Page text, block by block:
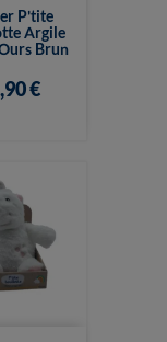
P'tite
Argile
Brun
€